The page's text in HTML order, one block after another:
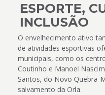
ESPORTE,
INCLUSÃO
O envelhecimento ativo
de atividades esportivas
municipais, como os
Coutinho e Manoel
Santos, do Novo Quebra-
salvamento da Orla.